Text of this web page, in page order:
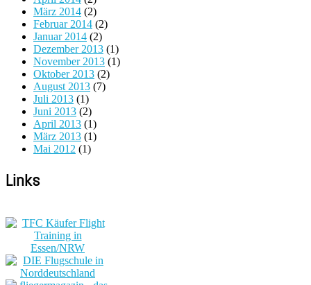
März 2014 (2)
Februar 2014 (2)
Januar 2014 (2)
Dezember 2013 (1)
November 2013 (1)
Oktober 2013 (2)
August 2013 (7)
Juli 2013 (1)
Juni 2013 (2)
April 2013 (1)
März 2013 (1)
Mai 2012 (1)
Links